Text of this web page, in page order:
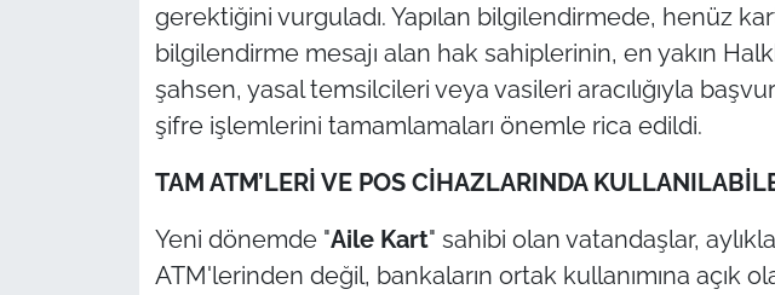
gerektiğini vurguladı. Yapılan bilgilendirmede, henüz
bilgilendirme mesajı alan hak sahiplerinin, en yakın
şahsen, yasal temsilcileri veya vasileri aracılığıyla
şifre işlemlerini tamamlamaları önemle rica edildi.
TAM ATM’LERİ VE POS CİHAZLARINDA
Yeni dönemde "Aile Kart" sahibi olan vatandaşlar,
ATM'lerinden değil, bankaların ortak kullanımına açık
Bilim Teknoloji
English News